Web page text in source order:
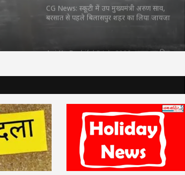
CG News: स्कूटी में उप मुख्यमंत्री अरुण साव,
बरसात से पहले बिलासपुर शहर का लिया जायजा
Aaj Ka Rashifal 3 July 2026: शुक्रवार का दिन
ब्याज दरों में बदलाव
MP Weather Update: 46 जिलों में
मेघगर्जन-बिजली और बारिश का अलर्ट, चलेगी
तेज हवा, पूरे हफ्ते जारी रहेगा वर्षा का दौर